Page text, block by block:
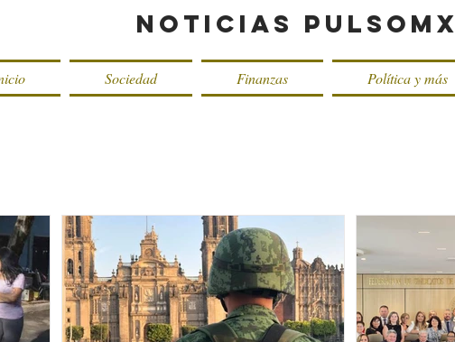
Noticias PulsoMX
Sociedad Finanzas Política y más